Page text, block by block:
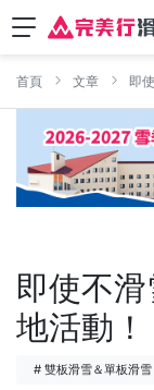
首頁 文章 即
即使不
地活動！
# 雙板滑雪＆單板滑雪